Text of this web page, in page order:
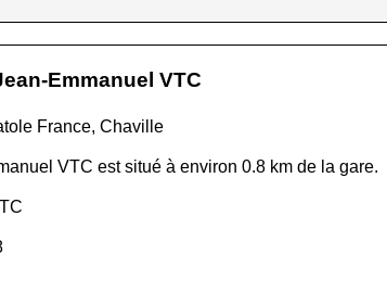
Emmanuel VTC
France, Chaville
VTC est situé à environ 0.8 km de la gare.